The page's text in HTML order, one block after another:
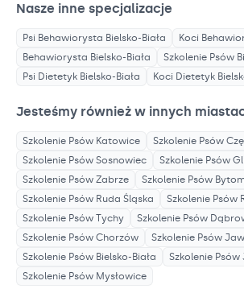
Nasze inne specjalizacje
Psi Behawiorysta Bielsko-Biała Koci
Behawiorysta Bielsko-Biała Szkolenie Psów
Psi Dietetyk Bielsko-Biała Koci Dietetyk
Jesteśmy również w innych
Szkolenie Psów Katowice Szkolenie Psów
Szkolenie Psów Sosnowiec Szkolenie Psów
Szkolenie Psów Zabrze Szkolenie Psów
Szkolenie Psów Ruda Śląska Szkolenie Psów
Szkolenie Psów Tychy Szkolenie Psów
Szkolenie Psów Chorzów Szkolenie Psów
Szkolenie Psów Bielsko-Biała Szkolenie Psów
Szkolenie Psów Mysłowice